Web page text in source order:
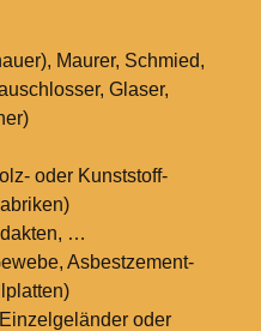
Maurer, Schmied,
Glaser,
oder Kunststoff-
…
Asbestzement-
oder